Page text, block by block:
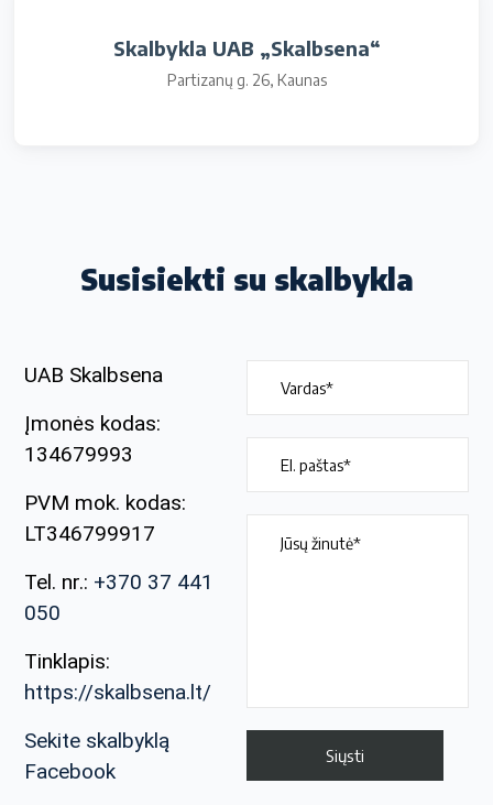
Skalbykla UAB „Skalbsena“
Partizanų g. 26, Kaunas
Susisiekti su skalbykla
UAB Skalbsena
Įmonės kodas:
134679993
PVM mok. kodas:
LT346799917
Tel. nr.: +370 37 441
050
Tinklapis:
https://skalbsena.lt/
Sekite skalbyklą
Facebook